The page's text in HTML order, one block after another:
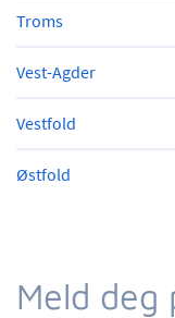
Troms
Vest-Agder
Vestfold
Østfold
Meld